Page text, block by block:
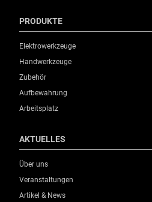
PRODUKTE
Elektrowerkzeuge
Handwerkzeuge
Zubehör
Aufbewahrung
Arbeitsplatz
AKTUELLES
Über uns
Veranstaltungen
Artikel & News